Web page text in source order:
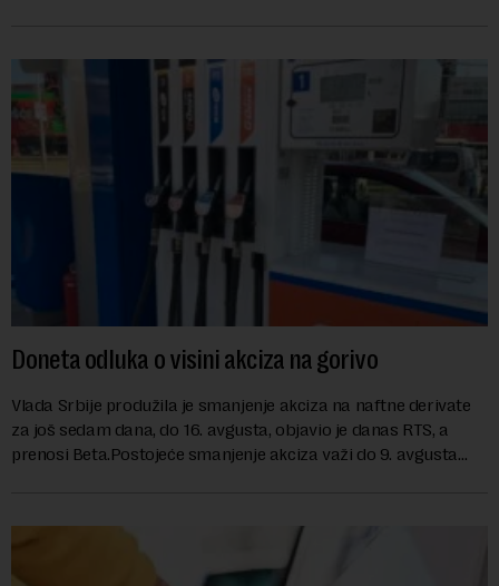
Doneta odluka o visini akciza na gorivo
Vlada Srbije produžila je smanjenje akciza na naftne derivate
za još sedam dana, do 16. avgusta, objavio je danas RTS, a
prenosi Beta.Postojeće smanjenje akciza važi do 9. avgusta